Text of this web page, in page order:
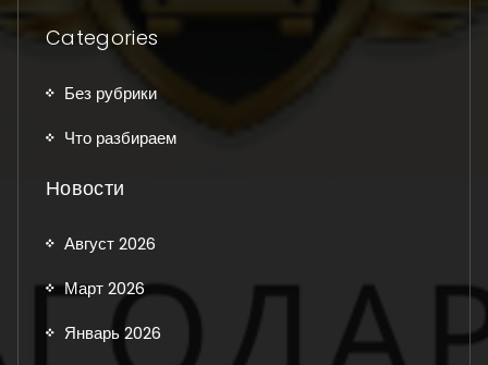
Categories
Без рубрики
Что разбираем
Новости
Август 2026
Март 2026
Январь 2026